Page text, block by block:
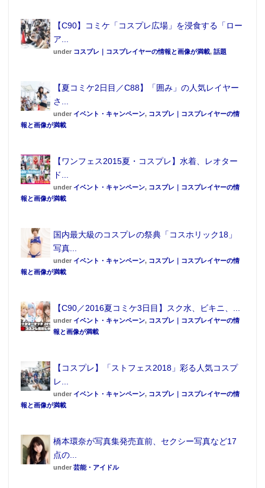
レイヤーさんから、秋葉原の元メイドさんまで多彩
だ。その後、お待ちかねの乾杯タイム。人気レイヤー
のはるさめ桃花さんのかけ声で、みな缶ビールやジュ
ーが始まった。
参加者はモデル陣にお酒をプレゼントすることがで
きる。数年前、大雪の秋葉原でスク水姿で撮影をする
カクテルを一杯（500円）プレゼントし、記者も話を楽
しんだ。「やっぱり旧スク派ですか？それとも競泳タ
イプ？」などを話した記憶があるが、実際にスク水女
ドキする。
このイベントでは「ツーショットチェキ」（1000
円）「撮影チケット（1分）」（1000円）のメニュー
があり、話が盛り上がったところでいずれかを購入す
今回登場した8人を撮影させて頂いた。
次ページからは各モデルさんのピン写真を紹
【C90】コミケ「コスプレ広場」を浸食する「ロー
ア...
under コスプレ｜コスプレイヤーの情報と画像が満載, 話題
【夏コミケ2日目／C88】「囲み」の人気レイヤー
さ...
under イベント・キャンペーン, コスプレ｜コスプレイヤーの情
報と画像が満載
【ワンフェス2015夏・コスプレ】水着、レオター
ド...
under イベント・キャンペーン, コスプレ｜コスプレイヤーの情
報と画像が満載
国内最大級のコスプレの祭典「コスホリック18」
写真...
under イベント・キャンペーン, コスプレ｜コスプレイヤーの情
報と画像が満載
【C90／2016夏コミケ3日目】スク水、ビキニ、...
under イベント・キャンペーン, コスプレ｜コスプレイヤーの情
報と画像が満載
【コスプレ】「ストフェス2018」彩る人気コスプ
レ...
under イベント・キャンペーン, コスプレ｜コスプレイヤーの情
報と画像が満載
橋本環奈が写真集発売直前、セクシー写真など17
点の...
under 芸能・アイドル